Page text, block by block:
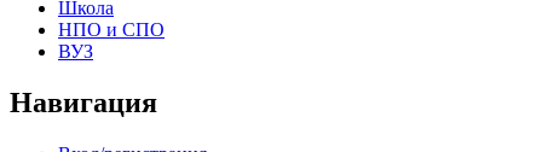
Школа
НПО и СПО
ВУЗ
Навигация